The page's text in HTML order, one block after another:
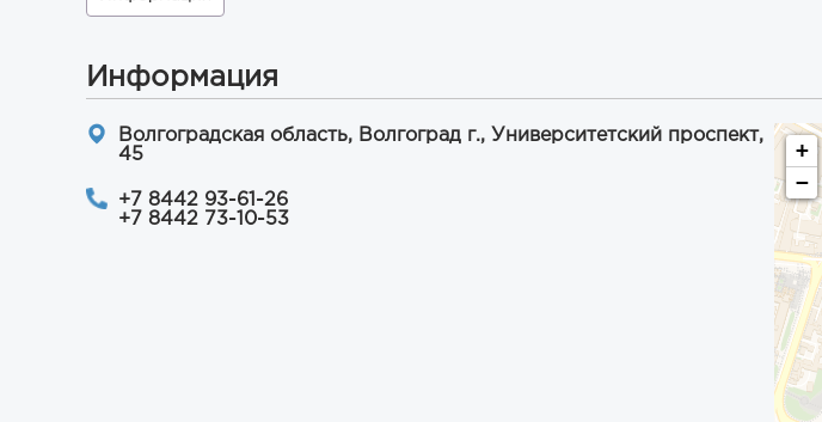
Информация
Волгоградская область, Волгоград г., Университетский проспект,
45
+7 8442 93-61-26
+7 8442 73-10-53
+
−